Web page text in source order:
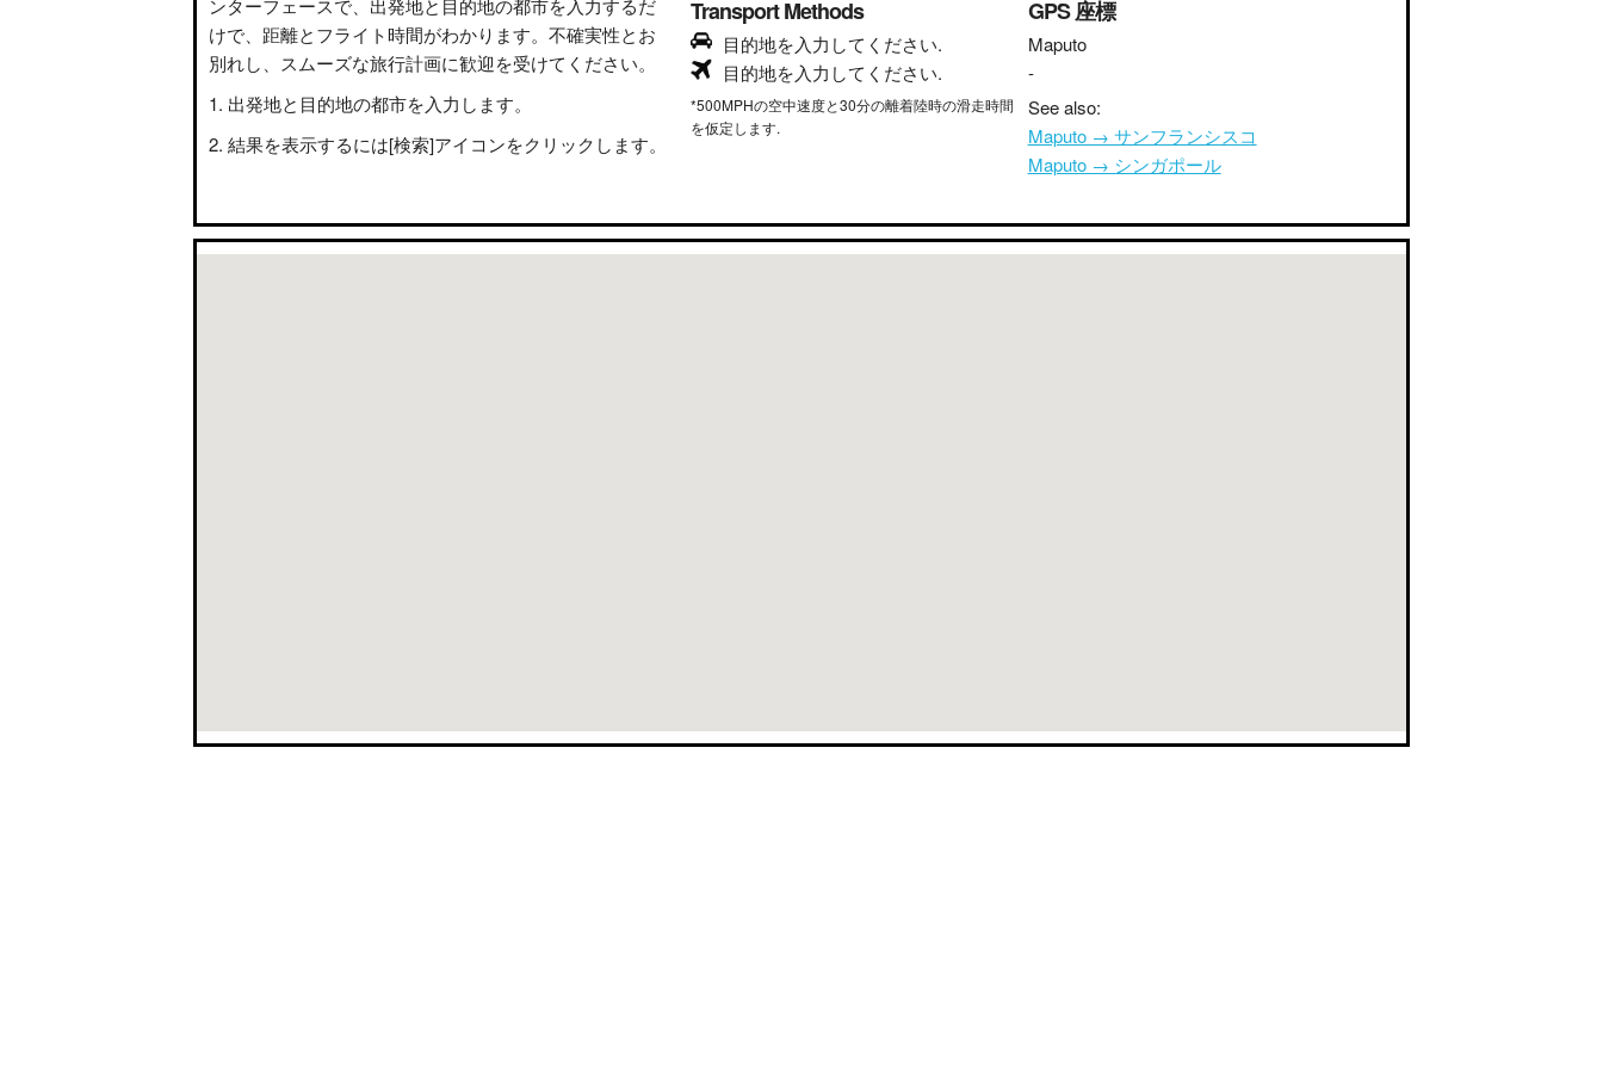
ンターフェースで、出発地と目的地の都市を入力するだ
けで、距離とフライト時間がわかります。不確実性とお
別れし、スムーズな旅行計画に歓迎を受けてください。
出発地と目的地の都市を入力します。
結果を表示するには[検索]アイコンをクリックします。
Transport Methods
目的地を入力してください.
目的地を入力してください.
*500MPHの空中速度と30分の離着陸時の滑走時間
を仮定します.
GPS 座標
Maputo
-
See also:
Maputo → サンフランシスコ
Maputo → シンガポール